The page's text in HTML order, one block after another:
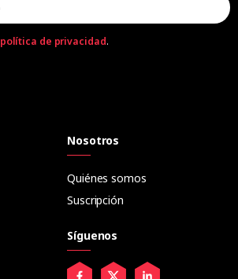
política de privacidad.
Nosotros
Quiénes somos
Suscripción
Síguenos